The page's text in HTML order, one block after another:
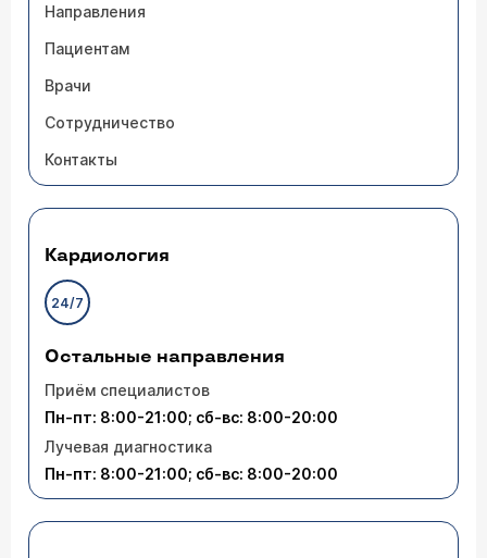
Направления
Пациентам
Врачи
Сотрудничество
Контакты
Кардиология
24/7
Остальные направления
Приём специалистов
Пн-пт: 8:00-21:00; сб-вс: 8:00-20:00
Лучевая диагностика
Пн-пт: 8:00-21:00; сб-вс: 8:00-20:00